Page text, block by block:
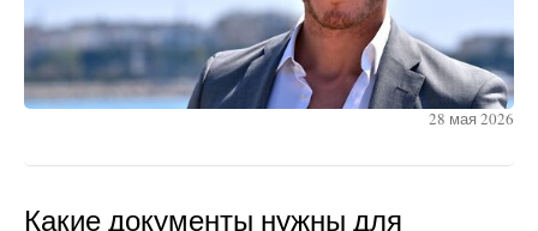
28 мая 2026
Какие документы нужны для